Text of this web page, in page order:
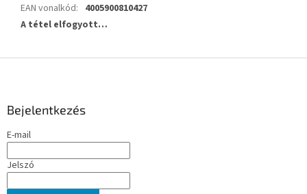
EAN vonalkód: 4005900810427
A tétel elfogyott…
Bejelentkezés
E-mail
Jelszó